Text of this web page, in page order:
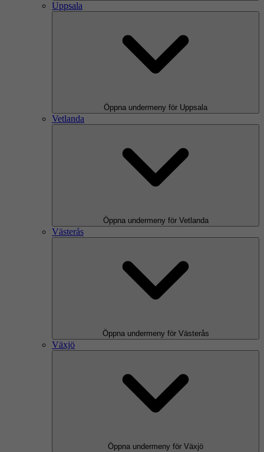
Uppsala
Öppna undermeny för Uppsala
Vetlanda
Öppna undermeny för Vetlanda
Västerås
Öppna undermeny för Västerås
Växjö
Öppna undermeny för Växjö